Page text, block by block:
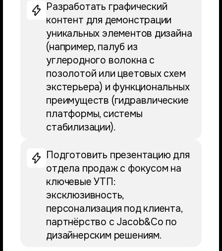
Разработать графический
контент для демонстрации
уникальных элементов дизайна
(например, палуб из
углеродного волокна с
позолотой или цветовых схем
экстерьера) и функциональных
преимуществ (гидравлические
платформы, системы
стабилизации).
Подготовить презентацию для
отдела продаж с фокусом на
ключевые УТП:
эксклюзивность,
персонализация под клиента,
партнёрство с Jacob&Co по
дизайнерским решениям.